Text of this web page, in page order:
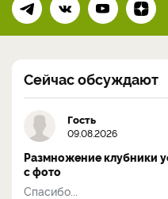
Сейчас обсуждают
Гость
09.08.2026
Размножение клубники
с фото
Спасибо...